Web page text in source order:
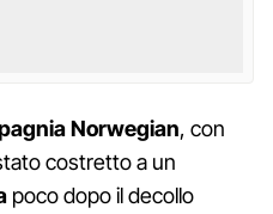
Norwegian, con
costretto a un
poco dopo il decollo